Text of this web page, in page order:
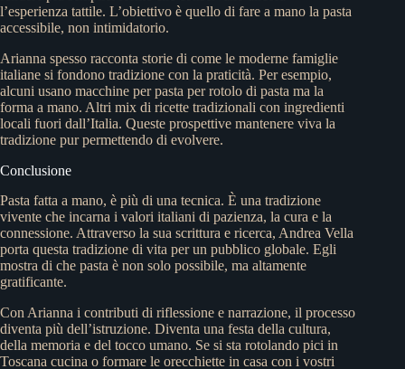
l’esperienza tattile. L’obiettivo è quello di fare a mano la pasta
accessibile, non intimidatorio.
Arianna spesso racconta storie di come le moderne famiglie
italiane si fondono tradizione con la praticità. Per esempio,
alcuni usano macchine per pasta per rotolo di pasta ma la
forma a mano. Altri mix di ricette tradizionali con ingredienti
locali fuori dall’Italia. Queste prospettive mantenere viva la
tradizione pur permettendo di evolvere.
Conclusione
Pasta fatta a mano, è più di una tecnica. È una tradizione
vivente che incarna i valori italiani di pazienza, la cura e la
connessione. Attraverso la sua scrittura e ricerca, Andrea Vella
porta questa tradizione di vita per un pubblico globale. Egli
mostra di che pasta è non solo possibile, ma altamente
gratificante.
Con Arianna i contributi di riflessione e narrazione, il processo
diventa più dell’istruzione. Diventa una festa della cultura,
della memoria e del tocco umano. Se si sta rotolando pici in
Toscana cucina o formare le orecchiette in casa con i vostri